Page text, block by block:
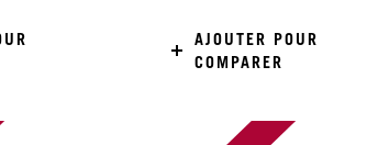
AJOUTER POUR
COMPARER